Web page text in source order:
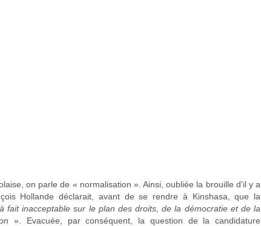
on parle de « normalisation ». Ainsi, oubliée la brouille d'il y a
Hollande déclarait, avant de se rendre à Kinshasa, que la
fait inacceptable sur le plan des droits, de la démocratie et de la
». Evacuée, par conséquent, la question de la candidature